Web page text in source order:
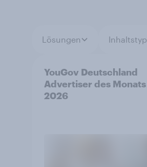
Lösungen Inhaltstyp
YouGov Deutschland
Advertiser des Monats
2026